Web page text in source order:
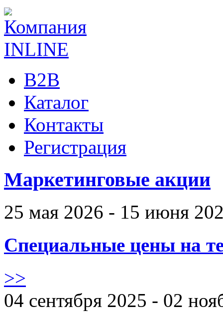
B2B
Каталог
Контакты
Регистрация
Маркетинговые акции
25 мая 2026 - 15 июня
Специальные цены на
>>
04 сентября 2025 - 02